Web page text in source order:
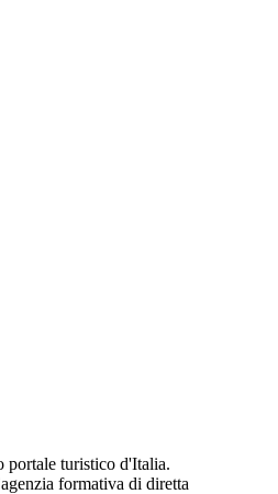
portale turistico d'Italia.
formativa di diretta